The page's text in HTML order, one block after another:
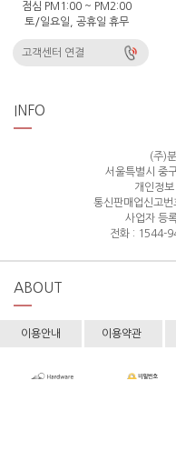
점심 PM1:00 ~ PM2:00
토/일요일, 공휴일 휴무
고객센터 연결
INFO
(주)
서울특별시 중
개인정
통신판매업신고
사업자 등
전화 : 1544-
ABOUT
이용안내 이용약관